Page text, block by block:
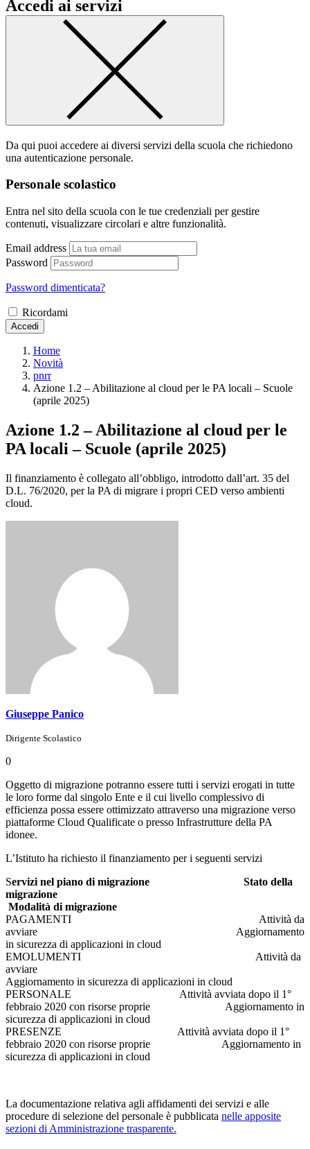
Accedi ai servizi
Da qui puoi accedere ai diversi servizi della scuola che richiedono
una autenticazione personale.
Personale scolastico
Entra nel sito della scuola con le tue credenziali per gestire
contenuti, visualizzare circolari e altre funzionalità.
Email address
Password
Password dimenticata?
Ricordami
Accedi
Home
Novità
pnrr
Azione 1.2 – Abilitazione al cloud per le PA locali – Scuole
(aprile 2025)
Azione 1.2 – Abilitazione al cloud per le
PA locali – Scuole (aprile 2025)
Il finanziamento è collegato all’obbligo, introdotto dall’art. 35 del
D.L. 76/2020, per la PA di migrare i propri CED verso ambienti
cloud.
Giuseppe Panico
Dirigente Scolastico
0
Oggetto di migrazione potranno essere tutti i servizi erogati in tutte
le loro forme dal singolo Ente e il cui livello complessivo di
efficienza possa essere ottimizzato attraverso una migrazione verso
piattaforme Cloud Qualificate o presso Infrastrutture della PA
idonee.
L’Istituto ha richiesto il finanziamento per i seguenti servizi
Servizi nel piano di migrazione Stato della
migrazione
Modalità di migrazione
PAGAMENTI Attività da
avviare Aggiornamento
in sicurezza di applicazioni in cloud
EMOLUMENTI Attività da
avviare
Aggiornamento in sicurezza di applicazioni in cloud
PERSONALE Attività avviata dopo il 1°
febbraio 2020 con risorse proprie Aggiornamento in
sicurezza di applicazioni in cloud
PRESENZE Attività avviata dopo il 1°
febbraio 2020 con risorse proprie Aggiornamento in
sicurezza di applicazioni in cloud
La documentazione relativa agli affidamenti dei servizi e alle
procedure di selezione del personale è pubblicata nelle apposite
sezioni di Amministrazione trasparente.